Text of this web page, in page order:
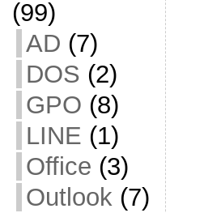
(99)
AD (7)
DOS (2)
GPO (8)
LINE (1)
Office (3)
Outlook(7)